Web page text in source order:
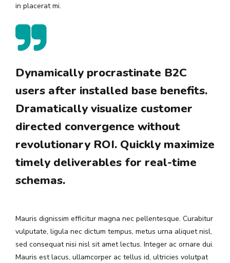
in placerat mi.
Dynamically procrastinate B2C
users after installed base benefits.
Dramatically visualize customer
directed convergence without
revolutionary ROI. Quickly maximize
timely deliverables for real-time
schemas.
Mauris dignissim efficitur magna nec pellentesque. Curabitur
vulputate, ligula nec dictum tempus, metus urna aliquet nisl,
sed consequat nisi nisl sit amet lectus. Integer ac ornare dui.
Mauris est lacus, ullamcorper ac tellus id, ultricies volutpat